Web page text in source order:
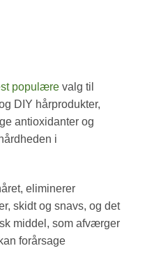
populære valg til
DIY hårprodukter,
antioxidanter og
i
eliminerer
skidt og snavs, og det
middel, som afværger
forårsage